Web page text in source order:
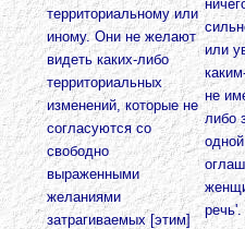
территориальному или
иному. Они не желают
видеть каких-либо
территориальных
изменений, которые не
согласуются со
свободно
выраженными
желаниями
затрагиваемых [этим]
или
не
либо
речь'.